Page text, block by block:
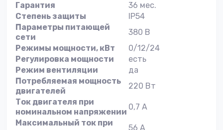
Гарантия
36 мес.
Степень защиты
IP54
Параметры питающей
сети
380 В
Режимы мощности, кВт
0/12/24
Регулировка мощности
есть
Режим вентиляции
да
Потребляемая мощность
двигателей
220 Вт
Ток двигателя при
номинальном напряжении
0,7 А
Максимальный ток при
56 А